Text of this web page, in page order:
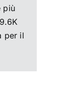
più
per il